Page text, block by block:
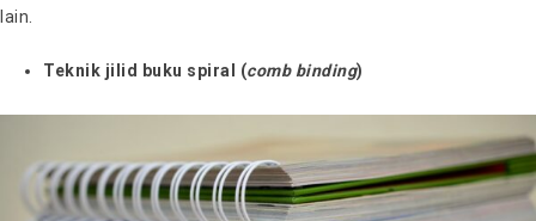
lain.
Teknik jilid buku spiral (comb binding)